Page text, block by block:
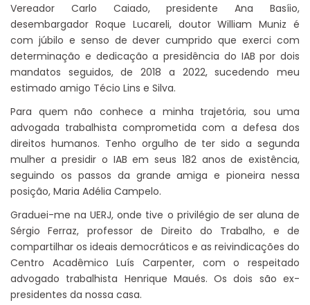
Vereador Carlo Caiado, presidente Ana Basíio,
desembargador Roque Lucareli, doutor William Muniz é
com júbilo e senso de dever cumprido que exerci com
determinação e dedicação a presidência do IAB por dois
mandatos seguidos, de 2018 a 2022, sucedendo meu
estimado amigo Técio Lins e Silva.
Para quem não conhece a minha trajetória, sou uma
advogada trabalhista comprometida com a defesa dos
direitos humanos. Tenho orgulho de ter sido a segunda
mulher a presidir o IAB em seus 182 anos de existência,
seguindo os passos da grande amiga e pioneira nessa
posição, Maria Adélia Campelo.
Graduei-me na UERJ, onde tive o privilégio de ser aluna de
Sérgio Ferraz, professor de Direito do Trabalho, e de
compartilhar os ideais democráticos e as reivindicações do
Centro Acadêmico Luís Carpenter, com o respeitado
advogado trabalhista Henrique Maués. Os dois são ex-
presidentes da nossa casa.